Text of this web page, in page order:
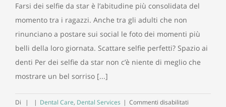
Farsi dei selfie da star è l’abitudine più consolidata del
momento tra i ragazzi. Anche tra gli adulti che non
rinunciano a postare sui social le foto dei momenti più
belli della loro giornata. Scattare selfie perfetti? Spazio ai
denti Per dei selfie da star non c’è niente di meglio che
mostrare un bel sorriso [...]
Di | | Dental Care, Dental Services | Commenti disabilitati